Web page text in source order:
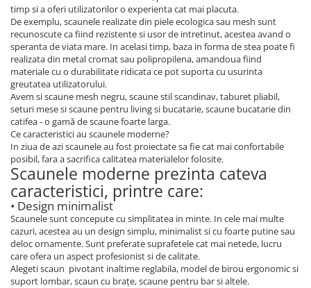
timp si a oferi utilizatorilor o experienta cat mai placuta.
De exemplu, scaunele realizate din piele ecologica sau mesh sunt
recunoscute ca fiind rezistente si usor de intretinut, acestea avand o
speranta de viata mare. In acelasi timp, baza in forma de stea poate fi
realizata din metal cromat sau polipropilena, amandoua fiind
materiale cu o durabilitate ridicata ce pot suporta cu usurinta
greutatea utilizatorului.
Avem si scaune mesh negru, scaune stil scandinav, taburet pliabil,
seturi mese si scaune pentru living si bucatarie, scaune bucatarie din
catifea - o gamă de scaune foarte larga.
Ce caracteristici au scaunele moderne?
In ziua de azi scaunele au fost proiectate sa fie cat mai confortabile
posibil, fara a sacrifica calitatea materialelor folosite.
Scaunele moderne prezinta cateva
caracteristici, printre care:
• Design minimalist
Scaunele sunt concepute cu simplitatea in minte. In cele mai multe
cazuri, acestea au un design simplu, minimalist si cu foarte putine sau
deloc ornamente. Sunt preferate suprafetele cat mai netede, lucru
care ofera un aspect profesionist si de calitate.
Alegeti scaun pivotant inaltime reglabila, model de birou ergonomic si
suport lombar, scaun cu brațe, scaune pentru bar si altele.